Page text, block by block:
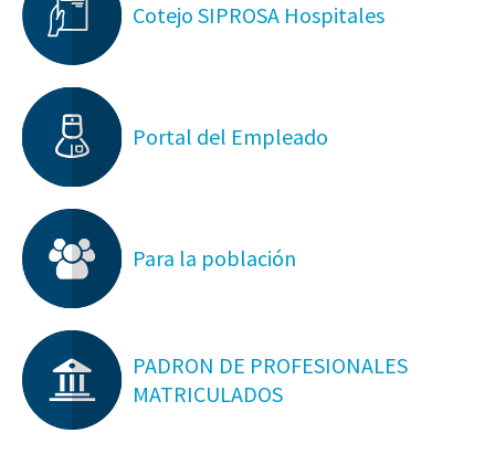
Cotejo SIPROSA Hospitales
Portal del Empleado
Para la población
PADRON DE PROFESIONALES
MATRICULADOS